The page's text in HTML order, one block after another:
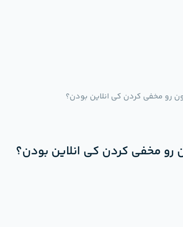
رو مخفی کردن کی انلاین بودن؟
مخفی کردن کی انلاین بودن؟